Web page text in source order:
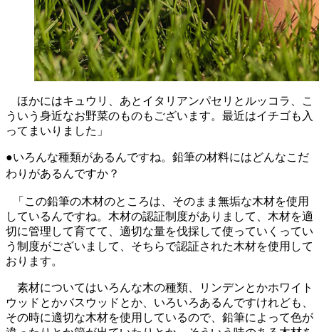
ほかにはキュウリ、あとイタリアンパセリとルッコラ、こ
ういう身近なお野菜のものもございます。最近はイチゴも入
ってまいりました」
●いろんな種類があるんですね。鉛筆の材料にはどんなこだ
わりがあるんですか？
「この鉛筆の木材のところは、そのまま無垢な木材を使用
しているんですね。木材の認証制度がありまして、木材を適
切に管理して育てて、適切な量を伐採して使っていくってい
う制度がございまして、そちらで認証された木材を使用して
おります。
素材についてはいろんな木の種類、リンデンとかホワイト
ウッドとかバスウッドとか、いろいろあるんですけれども、
その時に適切な木材を使用しているので、鉛筆によって色が